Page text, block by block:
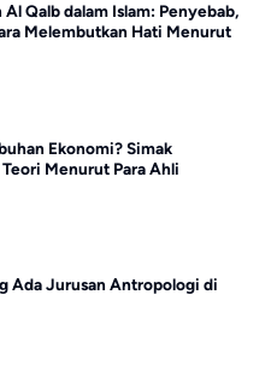
Al Qalb dalam Islam: Penyebab,
Melembutkan Hati Menurut
Ekonomi? Simak
Menurut Para Ahli
Ada Jurusan Antropologi di